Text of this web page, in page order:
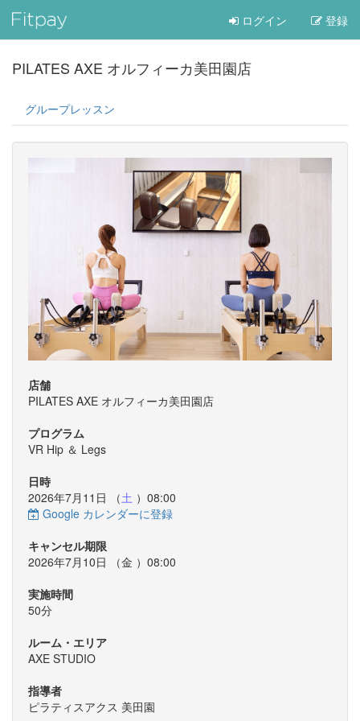
ログイン 登録
PILATES AXE オルフィーカ美田園店
グループレッスン
店舗
PILATES AXE オルフィーカ美田園店
プログラム
VR Hip ＆ Legs
日時
2026年7月11日 （土 ）08:00
Google カレンダーに登録
キャンセル期限
2026年7月10日 （金 ）08:00
実施時間
50分
ルーム・エリア
AXE STUDIO
指導者
ピラティスアクス 美田園